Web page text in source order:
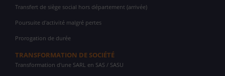
Transfert de siège social hors département (arrivée)
Poursuite d'activité malgré pertes
Prorogation de durée
TRANSFORMATION DE SOCIÉTÉ
Transformation d'une SARL en SAS / SASU